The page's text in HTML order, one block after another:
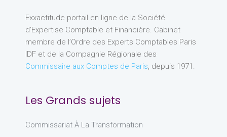
Exxactitude portail en ligne de la Société
d’Expertise Comptable et Financière. Cabinet
membre de l’Ordre des Experts Comptables Paris
IDF et de la Compagnie Régionale des
Commissaire aux Comptes de Paris, depuis 1971.
Les Grands sujets
Commissariat À La Transformation